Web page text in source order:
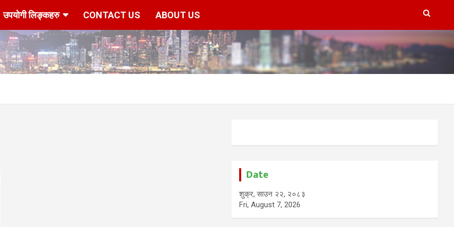
उपयोगी लिङ्कहरु CONTACT US ABOUT US
Date
शुक्र, साउन २२, २०८३
Fri, August 7, 2026